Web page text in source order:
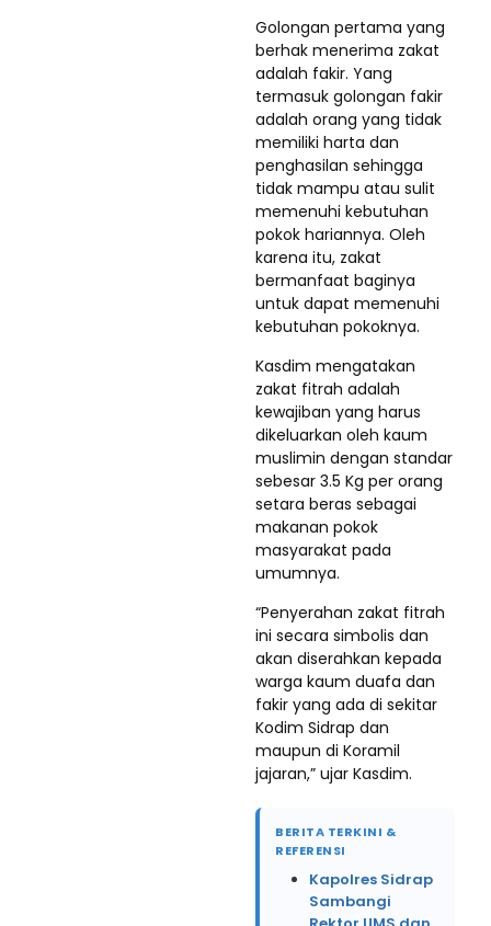
Golongan pertama yang
berhak menerima zakat
adalah fakir. Yang
termasuk golongan fakir
adalah orang yang tidak
memiliki harta dan
penghasilan sehingga
tidak mampu atau sulit
memenuhi kebutuhan
pokok hariannya. Oleh
karena itu, zakat
bermanfaat baginya
untuk dapat memenuhi
kebutuhan pokoknya.
Kasdim mengatakan
zakat fitrah adalah
kewajiban yang harus
dikeluarkan oleh kaum
muslimin dengan standar
sebesar 3.5 Kg per orang
setara beras sebagai
makanan pokok
masyarakat pada
umumnya.
“Penyerahan zakat fitrah
ini secara simbolis dan
akan diserahkan kepada
warga kaum duafa dan
fakir yang ada di sekitar
Kodim Sidrap dan
maupun di Koramil
jajaran,” ujar Kasdim.
BERITA TERKINI &
REFERENSI
Kapolres Sidrap
Sambangi